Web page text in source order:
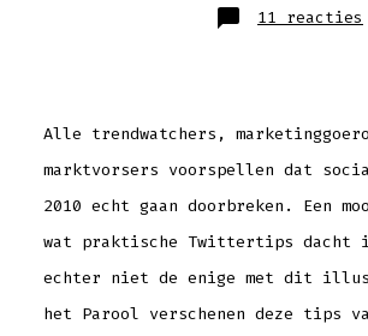
11 reacties
Alle trendwatchers,
marktvorsers voorspellen dat
2010 echt gaan doorbreken. Een
wat praktische Twittertips dacht
echter niet de enige met dit
het Parool verschenen deze tips